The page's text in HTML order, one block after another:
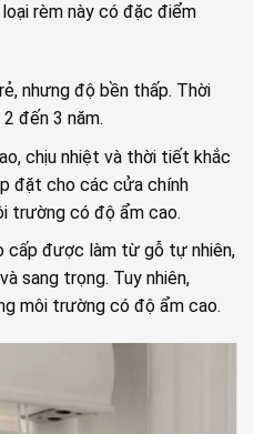
rèm này có đặc điểm
nhưng độ bền thấp. Thời
đến 3 năm.
chịu nhiệt và thời tiết khắc
đặt cho các cửa chính
trường có độ ẩm cao.
cấp được làm từ gỗ tự nhiên,
sang trọng. Tuy nhiên,
môi trường có độ ẩm cao.